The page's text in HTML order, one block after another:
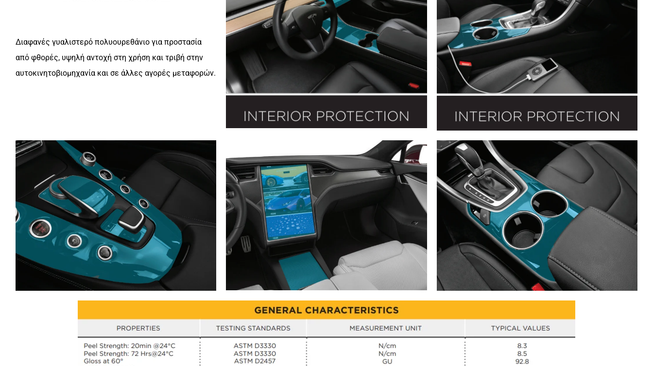
Διαφανές γυαλιστερό πολυουρεθάνιο για προστασία
από φθορές, υψηλή αντοχή στη χρήση και τριβή στην
αυτοκινητοβιομηχανία και σε άλλες αγορές μεταφορών.